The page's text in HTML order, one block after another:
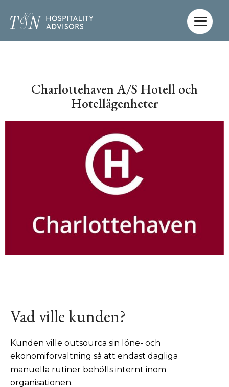
innehåll
Charlottehaven A/S Hotell och
Hotellägenheter
Vad ville kunden?
Kunden ville outsourca sin löne- och
ekonomiförvaltning så att endast dagliga
manuella rutiner behölls internt inom
organisationen.